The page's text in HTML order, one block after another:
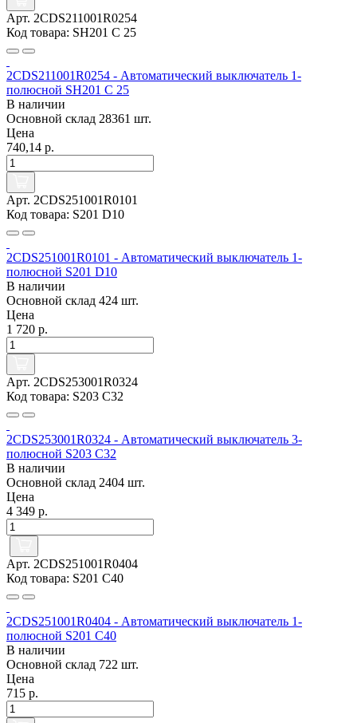
Арт. 2CDS211001R0254
Код товара: SH201 C 25
2CDS211001R0254 - Автоматический выключатель 1-
полюсной SH201 C 25
В наличии
Основной склад 28361 шт.
Цена
740,14 р.
Арт. 2CDS251001R0101
Код товара: S201 D10
2CDS251001R0101 - Автоматический выключатель 1-
полюсной S201 D10
В наличии
Основной склад 424 шт.
Цена
1 720 р.
Арт. 2CDS253001R0324
Код товара: S203 C32
2CDS253001R0324 - Автоматический выключатель 3-
полюсной S203 C32
В наличии
Основной склад 2404 шт.
Цена
4 349 р.
Арт. 2CDS251001R0404
Код товара: S201 C40
2CDS251001R0404 - Автоматический выключатель 1-
полюсной S201 C40
В наличии
Основной склад 722 шт.
Цена
715 р.